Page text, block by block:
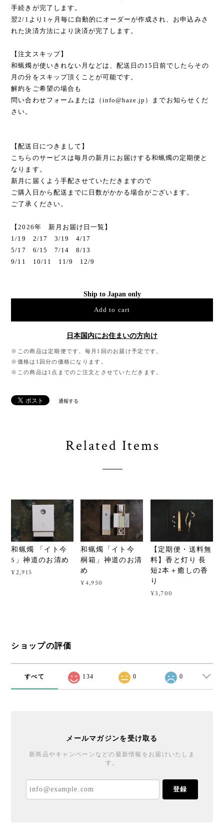
手続きが完了します。
翌2/1より1ヶ月毎に自動的にオーダーが作成され、お申込みさ
れた決済方法により決済が完了します。
【注文スキップ】
和蝋燭が使いきれない月などは、配送日の15日前でしたらその
月の分をスキップ頂くことが可能です。
解約をご希望の場合も
問い合わせフォームまたは（ info@haze.jp ）までお知らせくだ
さい。
【配送日につきまして】
こちらのサービスは毎月の新月にお届けする和蝋燭の定期便と
なります。
新月に届くよう手配させていただきますので
ご購入日から配送までに日数がかかる場合がございます。
ご了承ください。
【2026年 新月お届け日一覧】
1/19 2/17 3/19 4/17
5/17 6/15 7/14 8/13
9/11 10/11 11/9 12/9
Ship to Japan only
Add to cart
日本国内にお住まいの方向け
※この商品は定期便です。毎月1回のお届け予定です。
※価格は1回分の価格になります。
※この商品は1点までのご注文とさせていただきます。
通報する
Related Items
和蝋燭 「イト今
5」神道のお清め
¥2,915
和蝋燭「イト今
桐箱」神道のお清
め
¥4,950
【定期便・送料無
料】香と灯り 長
短2本＋癒しの香
り
¥3,700
ショップの評価
すべて 134 0 0
メールマガジンを受け取る
新商品やキャンペーンなどの最新情報をお届けいたしま
す。
登録